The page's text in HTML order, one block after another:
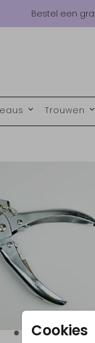
Bestel een
Trouwen
Cookies